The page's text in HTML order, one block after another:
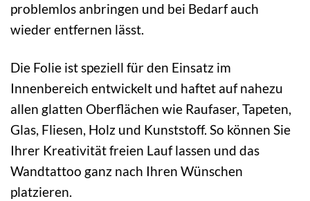
problemlos anbringen und bei Bedarf auch
wieder entfernen lässt.
Die Folie ist speziell für den Einsatz im
Innenbereich entwickelt und haftet auf nahezu
allen glatten Oberflächen wie Raufaser, Tapeten,
Glas, Fliesen, Holz und Kunststoff. So können Sie
Ihrer Kreativität freien Lauf lassen und das
Wandtattoo ganz nach Ihren Wünschen
platzieren.